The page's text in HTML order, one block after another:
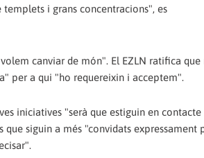
i grans concentracions", es
canviar de món". El EZLN ratifica que
per a qui "ho requereixin i acceptem".
iniciatives "serà que estiguin en contacte
siguin a més "convidats expressament